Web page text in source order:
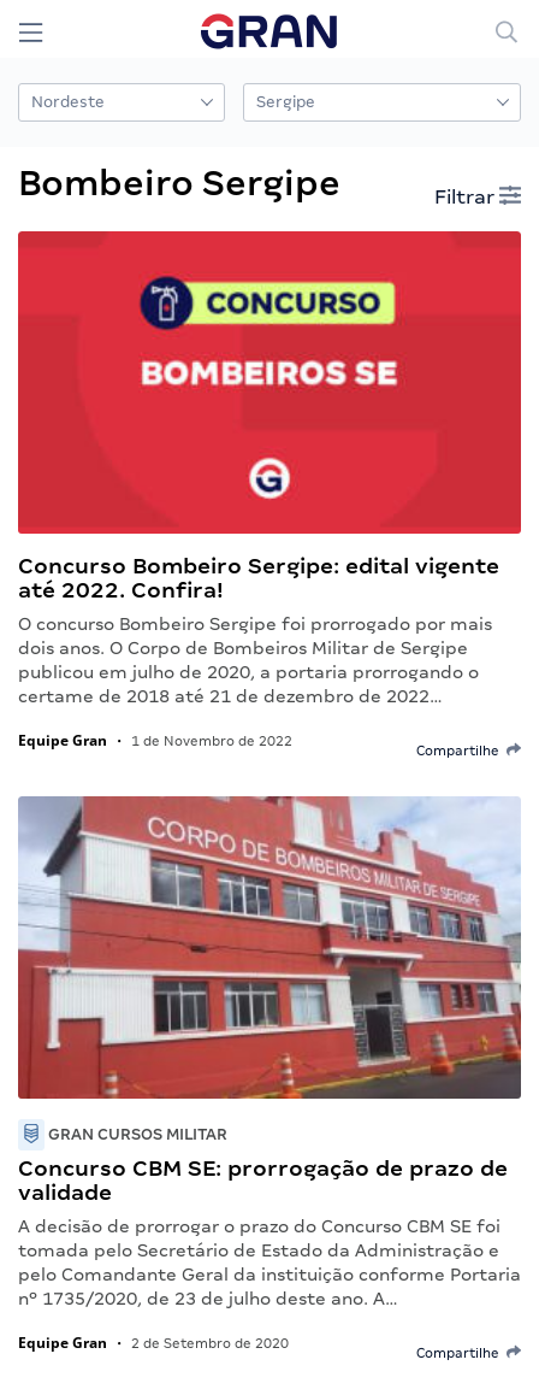
Bombeiro Sergipe Filtrar
Concurso Bombeiro Sergipe: edital vigente
até 2022. Confira!
O concurso Bombeiro Sergipe foi prorrogado por mais
dois anos. O Corpo de Bombeiros Militar de Sergipe
publicou em julho de 2020, a portaria prorrogando o
certame de 2018 até 21 de dezembro de 2022…
Equipe Gran • 1 de Novembro de 2022
Compartilhe
GRAN CURSOS MILITAR
Concurso CBM SE: prorrogação de prazo de
validade
A decisão de prorrogar o prazo do Concurso CBM SE foi
tomada pelo Secretário de Estado da Administração e
pelo Comandante Geral da instituição conforme Portaria
nº 1735/2020, de 23 de julho deste ano. A…
Equipe Gran • 2 de Setembro de 2020
Compartilhe